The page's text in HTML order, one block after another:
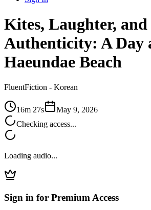
Kites, Laughter, and
Authenticity: A Day
Haeundae Beach
FluentFiction - Korean
16m 27s
May 9, 2026
Checking access...
Loading audio...
Sign in for Premium Access